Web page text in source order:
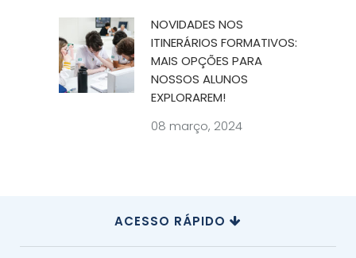
NOVIDADES NOS
ITINERÁRIOS FORMATIVOS:
MAIS OPÇÕES PARA
NOSSOS ALUNOS
EXPLORAREM!
08 março, 2024
ACESSO RÁPIDO